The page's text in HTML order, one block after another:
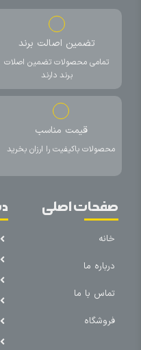
تضمین اصالت برند
تمامی محصولات تضمین اصلات
برند دارند
قیمت مناسب
محصولات باکیفیت را ارزان بخرید
صفحات اصلی
خانه
درباره ما
تماس با ما
فروشگاه